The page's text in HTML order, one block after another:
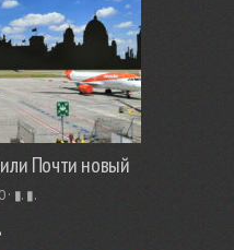
Почти новый
· ▮. ▮.